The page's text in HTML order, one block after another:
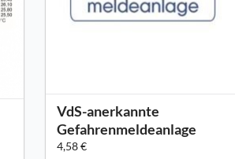
VdS-anerkannte
Gefahrenmeldeanlage
4,58 €